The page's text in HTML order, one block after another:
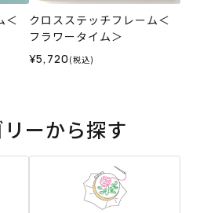
＜
クロスステッチフレーム＜
フラワータイム＞
¥5,720 (税込)
ーから探す